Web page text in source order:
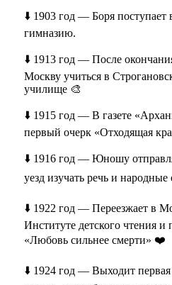
⬇️ 1903 год — Боря
гимназию.
⬇️ 1913 год — После
Москву учиться в
училище 🎨
⬇️ 1915 год — В газете
первый очерк «Отходящая
⬇️ 1916 год — Юношу
уезд изучать речь и народные
⬇️ 1922 год — Переезжает в
Институте детского чтения
«Любовь сильнее смерти» ❤️
⬇️ 1924 год — Выходит